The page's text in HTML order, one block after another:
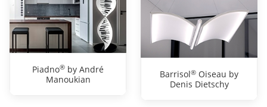
Piadno® by André
Manoukian
Barrisol® Oiseau by
Denis Dietschy